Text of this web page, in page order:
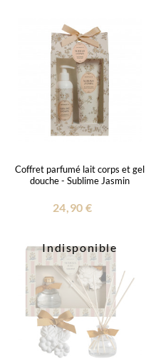
Coffret parfumé lait corps et gel
douche - Sublime Jasmin
24,90 €
Indisponible